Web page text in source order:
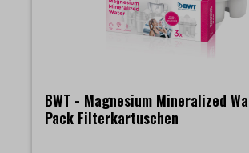
BWT - Magnesium Mineralized
Pack Filterkartuschen